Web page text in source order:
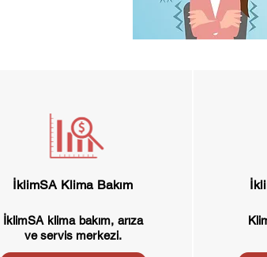
İklimSA Klima Bakım
İklimSA klima bakım, arıza
ve servis merkezi.